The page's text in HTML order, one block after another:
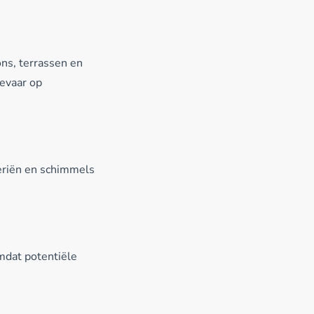
terrassen en
op
en schimmels
potentiële